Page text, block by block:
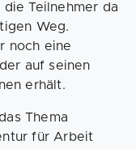
die Teilnehmer da
Weg.
noch eine
auf seinen
erhält.
Thema
für Arbeit